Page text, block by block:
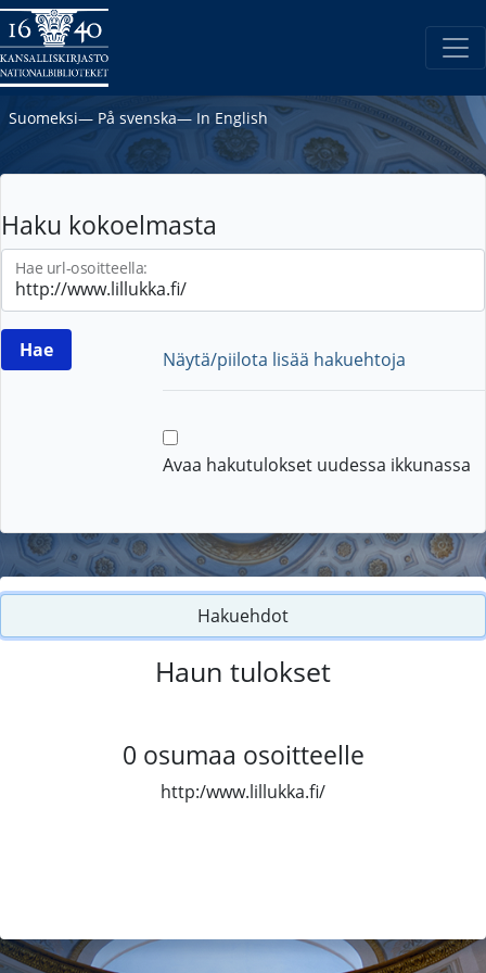
Suomeksi― På svenska― In English
Haku kokoelmasta
Hae url-osoitteella:
Näytä/piilota lisää hakuehtoja
Avaa hakutulokset uudessa ikkunassa
Hakuehdot
Haun tulokset
0 osumaa osoitteelle
http:/www.lillukka.fi/